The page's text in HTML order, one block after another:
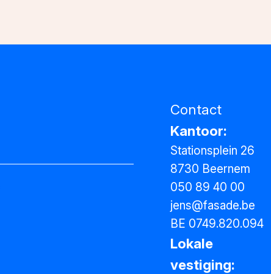
Contact
Kantoor:
Stationsplein 26
8730 Beernem
050 89 40 00
jens@fasade.be
BE 0749.820.094
Lokale
vestiging: